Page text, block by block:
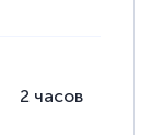
2 часов